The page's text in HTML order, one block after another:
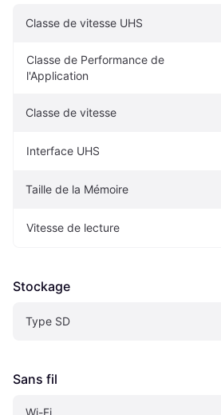
Classe de vitesse UHS
Classe de Performance de
l'Application
Classe de vitesse
Interface UHS
Taille de la Mémoire
Vitesse de lecture
Stockage
Type SD
Sans fil